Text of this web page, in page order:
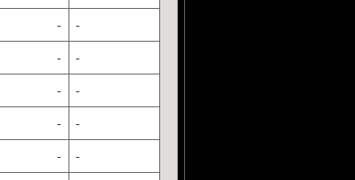
- -
- -
- -
- -
- -